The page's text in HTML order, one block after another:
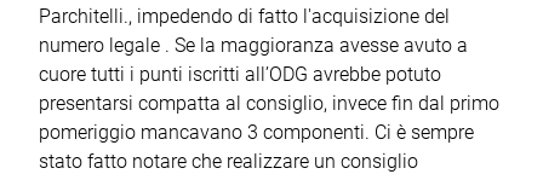
Parchitelli., impedendo di fatto l'acquisizione del
numero legale . Se la maggioranza avesse avuto a
cuore tutti i punti iscritti all’ODG avrebbe potuto
presentarsi compatta al consiglio, invece fin dal primo
pomeriggio mancavano 3 componenti. Ci è sempre
stato fatto notare che realizzare un consiglio